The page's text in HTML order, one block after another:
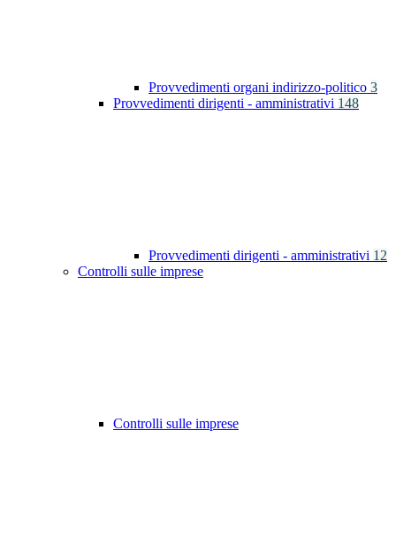
Provvedimenti organi indirizzo-politico 3
Provvedimenti dirigenti - amministrativi 148
Provvedimenti dirigenti - amministrativi 12
Controlli sulle imprese
Controlli sulle imprese